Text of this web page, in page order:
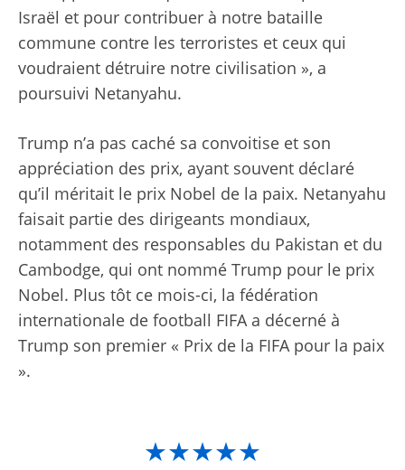
Israël et pour contribuer à notre bataille
commune contre les terroristes et ceux qui
voudraient détruire notre civilisation », a
poursuivi Netanyahu.
Trump n’a pas caché sa convoitise et son
appréciation des prix, ayant souvent déclaré
qu’il méritait le prix Nobel de la paix. Netanyahu
faisait partie des dirigeants mondiaux,
notamment des responsables du Pakistan et du
Cambodge, qui ont nommé Trump pour le prix
Nobel. Plus tôt ce mois-ci, la fédération
internationale de football FIFA a décerné à
Trump son premier « Prix de la FIFA pour la paix
».
★★★★★